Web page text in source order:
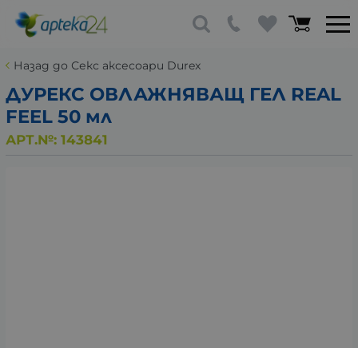
Назад до Секс аксесоари Durex
ДУРЕКС ОВЛАЖНЯВАЩ ГЕЛ REAL
FEEL 50 мл
АРТ.№: 143841